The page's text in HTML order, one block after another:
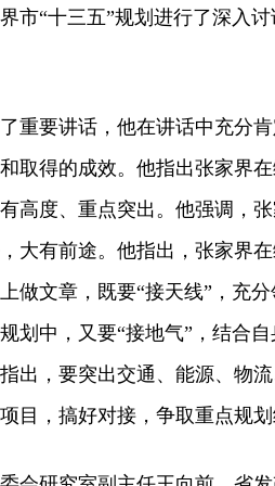
市“十三五”规划进行了深入
要讲话，他在讲话中充分肯
取得的成效。他指出张家界
高度、重点突出。他强调，
大有前途。他指出，张家界
做文章，既要“接天线”，充
划中，又要“接地气”，结合
出，要突出交通、能源、物
目，搞好对接，争取重点规划